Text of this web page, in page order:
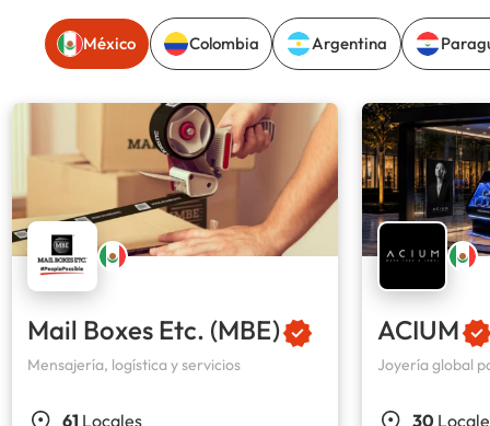
México Colombia Argentina
Mail Boxes Etc. (MBE)
Mensajería, logística y servicios
61 Locales
ACIUM
Joyería global
30